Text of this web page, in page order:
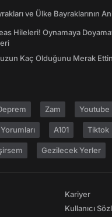
ve Ülke Bayraklarının
Hileleri! Oynamaya
Kaç Olduğunu Merak
Zam Youtube
A101 Tiktok
Gezilecek Yerler
Kariyer
Kullanıcı